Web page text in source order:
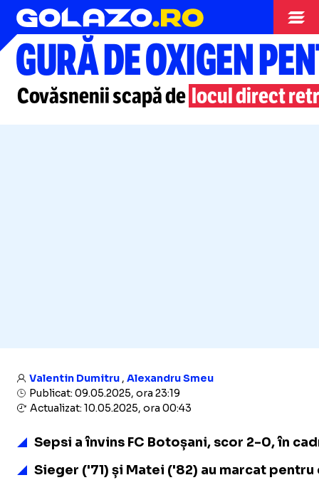
Superliga
GURĂ DE OXIGEN
Covăsnenii scapă de locul direct
Valentin Dumitru, Alexandru Smeu
Publicat: 09.05.2025, ora 23:19
Actualizat: 10.05.2025, ora 00:43
Sepsi a învins FC Botoșani, scor 2-0, în
Sieger ('71) și Matei ('82) au marcat pentru